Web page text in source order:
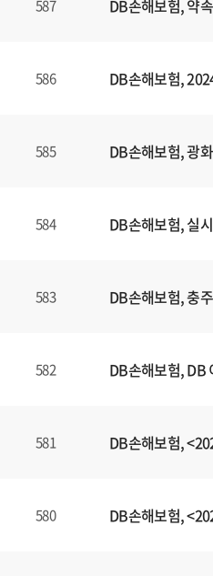
587 DB손해보험, 약
586 DB손해보험,
585 DB손해보험, 광
584 DB손해보험, 실
583 DB손해보험, 충
582 DB손해보험, DB
581 DB손해보험,
580 DB손해보험,